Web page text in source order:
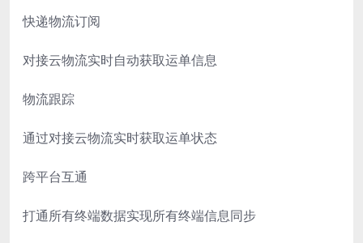
快递物流订阅
对接云物流实时自动获取运单信息
物流跟踪
通过对接云物流实时获取运单状态
跨平台互通
打通所有终端数据实现所有终端信息同步